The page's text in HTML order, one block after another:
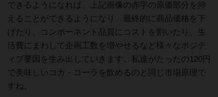
できるようになれば、上記画像の赤字の原価部分を抑
えることができるようになり、最終的に商品価格を下
げたり、コンポーネント品質にコストを割いたり、生
活費にまわして企画工数を増やせるなど様々なポジテ
ィブ要因を生み出していきます。私達がたったの120円
で美味しいコカ・コーラを飲めるのと同じ市場原理で
すね。